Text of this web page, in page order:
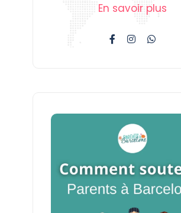
En savoir plus